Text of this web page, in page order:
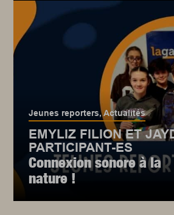
Jeunes reporters,Actualités
EMYLIZ FILION ET
PARTICIPANT-ES
Connexion sonore à la
nature !